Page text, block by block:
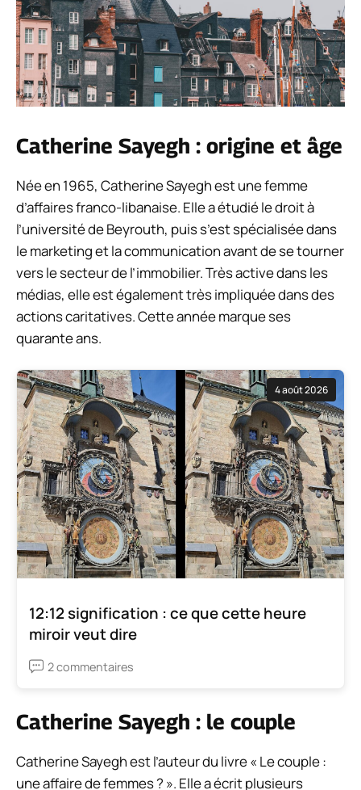
Catherine Sayegh : origine et âge
Née en 1965, Catherine Sayegh est une femme
d’affaires franco-libanaise. Elle a étudié le droit à
l’université de Beyrouth, puis s’est spécialisée dans
le marketing et la communication avant de se tourner
vers le secteur de l’immobilier. Très active dans les
médias, elle est également très impliquée dans des
actions caritatives. Cette année marque ses
quarante ans.
4 août 2026
12:12 signification : ce que cette heure
miroir veut dire
2 commentaires
Catherine Sayegh : le couple
Catherine Sayegh est l’auteur du livre « Le couple :
une affaire de femmes ? ». Elle a écrit plusieurs